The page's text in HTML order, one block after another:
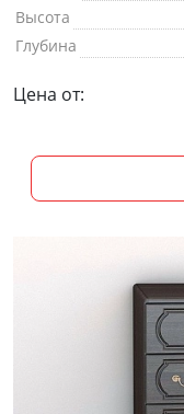
Высота
Глубина
Цена от: